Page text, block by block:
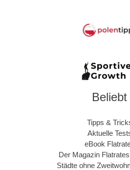
Beliebt
Tipps &
Aktuelle
eBook
Der Magazin
Städte ohne